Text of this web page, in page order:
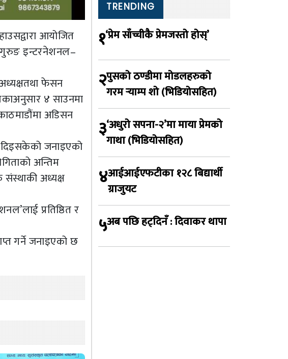
आयोजित
गुरुङ इन्टरनेशनल–
फेसन
४ साउनमा
अडिसन
जनाइएको
अन्तिम
संस्थाकी अध्यक्ष
प्रतिष्ठित र
गर्ने जनाइएको छ
TRENDING
१‘प्रेम साँच्चीकै प्रेमजस्तो होस्’
२पुसको ठण्डीमा मोडलहरुको
गरम र्‍याम्प शो (भिडियोसहित)
३‘अधुरो सपना-२’मा माया प्रेमको
गाथा (भिडियोसहित)
४आईआईएफटीका १२८ बिद्यार्थी
ग्राजुयट
५अब पछि हट्दिनँ : दिवाकर थापा